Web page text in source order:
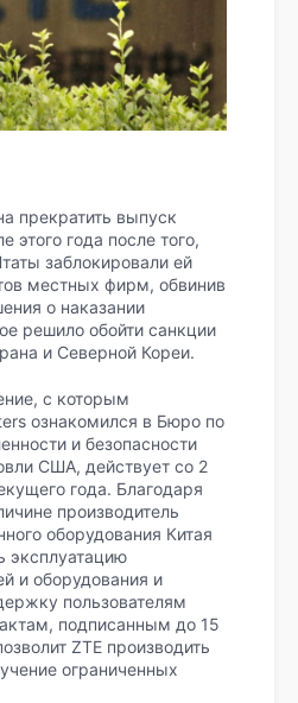
прекратить выпуск
этого года после того,
заблокировали ей
местных фирм, обвинив
о наказании
решило обойти санкции
и Северной Кореи.
с которым
ознакомился в Бюро по
и безопасности
США, действует со 2
года. Благодаря
производитель
оборудования Китая
эксплуатацию
и оборудования и
пользователям
подписанным до 15
ZTE производить
ограниченных